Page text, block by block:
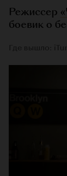
Режиссер
боевик о